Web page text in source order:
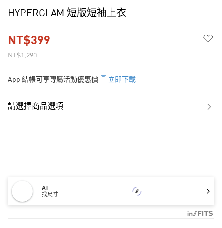
HYPERGLAM 短版短袖上衣
NT$1,290
NT$399
App 結帳可享專屬活動優惠價 立即下載
請選擇商品選項
AI
找尺寸